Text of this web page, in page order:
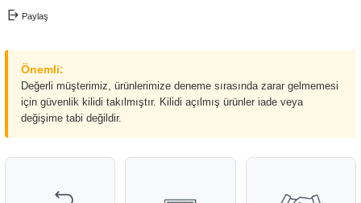
Paylaş
Önemli:
Değerli müşterimiz, ürünlerimize deneme sırasında zarar gelmemesi
için güvenlik kilidi takılmıştır. Kilidi açılmış ürünler iade veya
değişime tabi değildir.